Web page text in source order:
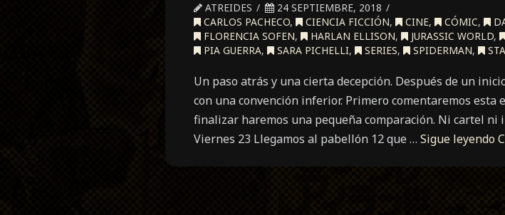
ATREIDES
24 SEPTIEMBRE, 2018
CARLOS PACHECO, CIENCIA FICCIÓN, CINE, CÓMIC,
FLORENCIA SOFEN, HARLAN ELLISON, JURASSIC WORLD,
PIA GUERRA, SARA PICHELLI, SERIES, SPIDERMAN,
Un paso atrás y una cierta decepción. Después de un
con una convención inferior. Primero comentaremos
finalizar haremos una pequeña comparación. Ni cartel ni
Viernes 23 Llegamos al pabellón 12 que … Sigue leyendo